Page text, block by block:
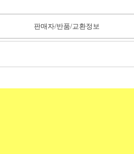
판매자/반품/교환정보